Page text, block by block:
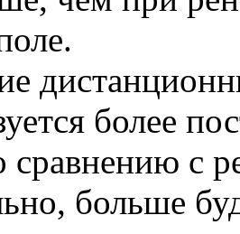
более
сравнению с
больше